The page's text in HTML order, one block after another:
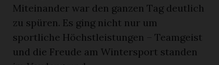
Miteinander war den ganzen Tag deutlich
zu spüren. Es ging nicht nur um
sportliche Höchstleistungen – Teamgeist
und die Freude am Wintersport standen